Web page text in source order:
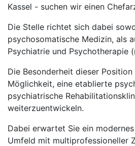
Kassel - suchen wir einen
Die Stelle richtet sich dabei
psychosomatische Medizin, als
Psychiatrie und Psychotherapie
Die Besonderheit dieser
Möglichkeit, eine etablierte
psychiatrische
weiterzuentwickeln.
Dabei erwartet Sie ein
Umfeld mit multiprofessioneller